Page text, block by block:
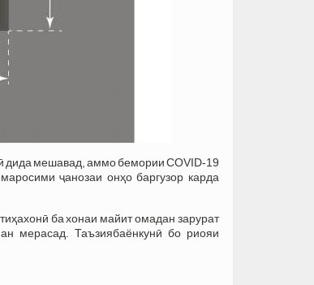
дида мешавад, аммо бемории COVID-19
ҷанозаи онҳо баргузор карда
ба хонаи майит омадан зарурат
мерасад. Таъзиябаёнкунӣ бо риояи